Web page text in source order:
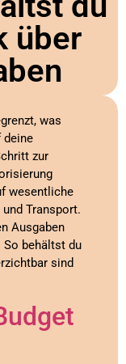
über
was
deine
zur
wesentliche
Transport.
Ausgaben
So behältst du
sind